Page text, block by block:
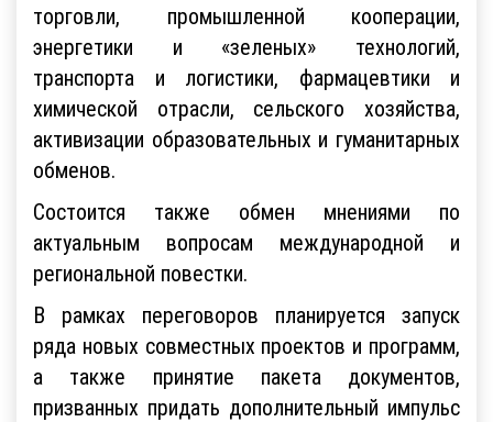
торговли, промышленной кооперации,
энергетики и «зеленых» технологий,
транспорта и логистики, фармацевтики и
химической отрасли, сельского хозяйства,
активизации образовательных и гуманитарных
обменов.
Состоится также обмен мнениями по
актуальным вопросам международной и
региональной повестки.
В рамках переговоров планируется запуск
ряда новых совместных проектов и программ,
а также принятие пакета документов,
призванных придать дополнительный импульс